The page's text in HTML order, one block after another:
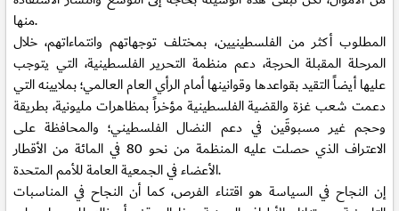
منها.
المطلوب أكثر من الفلسطينيين، بمختلف توجهاتهم وانتماءاتهم، خلال
المرحلة المقبلة الحرجة، دعم منظمة التحرير الفلسطينية، التي يتوجب
عليها أيضاً التقيد بقواعدها وقوانينها أمام الرأي العام العالمي؛ بملايينه التي
دعمت شعب غزة والقضية الفلسطينية مؤخراً بمظاهرات مليونية، بطريقة
وحجم غير مسبوقَين في دعم النضال الفلسطيني؛ والمحافظة على
الاعتراف الذي حصلت عليه المنظمة من نحو 80 في المائة من الأقطار
الأعضاء في الجمعية العامة للأمم المتحدة.
إن النجاح في السياسة هو اقتناء الفرص، كما أن النجاح في المناسبات